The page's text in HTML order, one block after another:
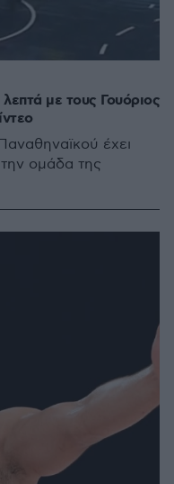
με τους Γουόριος
έχει
ομάδα της